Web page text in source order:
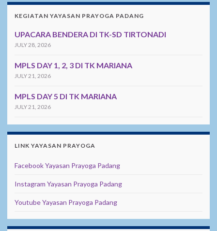
KEGIATAN YAYASAN PRAYOGA PADANG
UPACARA BENDERA DI TK-SD TIRTONADI
JULY 28, 2026
MPLS DAY 1, 2, 3 DI TK MARIANA
JULY 21, 2026
MPLS DAY 5 DI TK MARIANA
JULY 21, 2026
LINK YAYASAN PRAYOGA
Facebook Yayasan Prayoga Padang
Instagram Yayasan Prayoga Padang
Youtube Yayasan Prayoga Padang